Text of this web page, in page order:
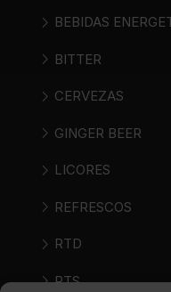
BEBIDAS
BITTER
CERVEZAS
GINGER BEER
LICORES
REFRESCOS
RTD
RTS